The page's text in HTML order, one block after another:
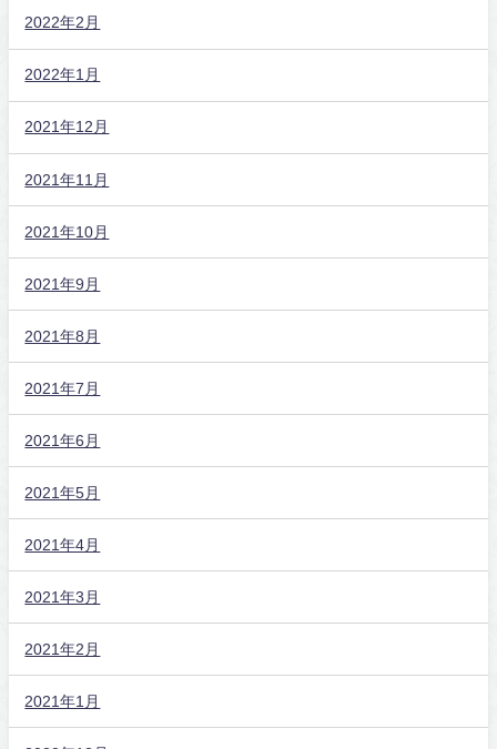
2022年2月
2022年1月
2021年12月
2021年11月
2021年10月
2021年9月
2021年8月
2021年7月
2021年6月
2021年5月
2021年4月
2021年3月
2021年2月
2021年1月